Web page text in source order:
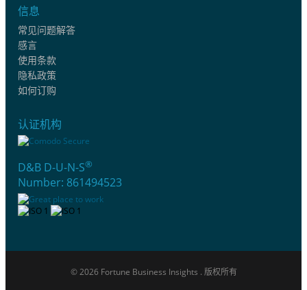
信息
常见问题解答
感言
使用条款
隐私政策
如何订购
认证机构
D&B D-U-N-S®
Number: 861494523
© 2026 Fortune Business Insights . 版权所有